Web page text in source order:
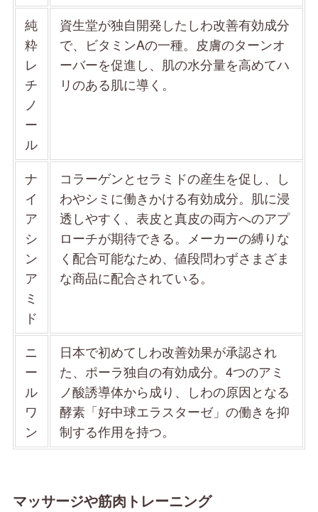
純
粋
レ
チ
ノ
ー
ル
資生堂が独自開発したしわ改善有効成分
で、ビタミンAの一種。皮膚のターンオ
ーバーを促進し、肌の水分量を高めてハ
リのある肌に導く。
ナ
イ
ア
シ
ン
ア
ミ
ド
コラーゲンとセラミドの産生を促し、し
わやシミに働きかける有効成分。肌に浸
透しやすく、表皮と真皮の両方へのアプ
ローチが期待できる。メーカーの縛りな
く配合可能なため、値段問わずさまざま
な商品に配合されている。
ニ
ー
ル
ワ
ン
日本で初めてしわ改善効果が承認され
た、ポーラ独自の有効成分。4つのアミ
ノ酸誘導体から成り、しわの原因となる
酵素「好中球エラスターゼ」の働きを抑
制する作用を持つ。
マッサージや筋肉トレーニング